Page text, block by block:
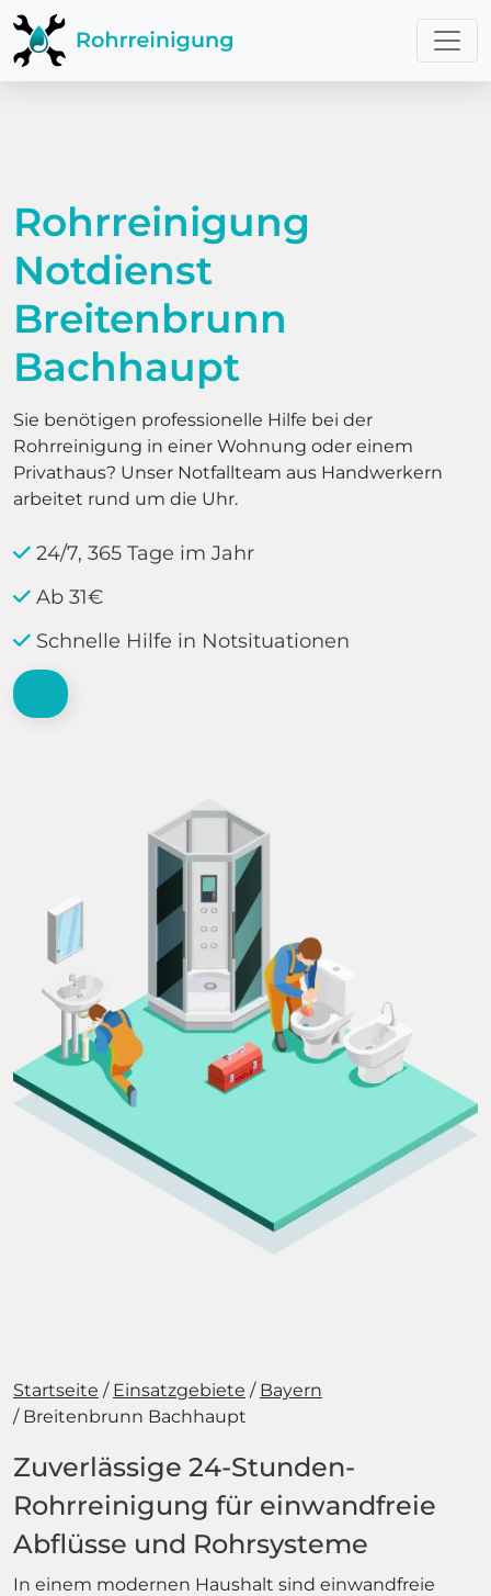
Rohrreinigung
Notdienst
Breitenbrunn
Bachhaupt
Sie benötigen professionelle Hilfe bei der
Rohrreinigung in einer Wohnung oder einem
Privathaus? Unser Notfallteam aus Handwerkern
arbeitet rund um die Uhr.
24/7, 365 Tage im Jahr
Ab 31€
Schnelle Hilfe in Notsituationen
Startseite Einsatzgebiete
Bayern
Breitenbrunn Bachhaupt
Zuverlässige 24-Stunden-
Rohrreinigung für einwandfreie
Abflüsse und Rohrsysteme
In einem modernen Haushalt sind einwandfreie